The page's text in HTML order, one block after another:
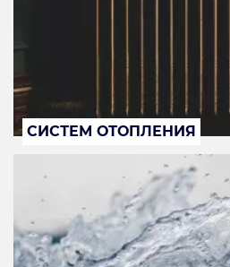
СИСТЕМ ОТОПЛЕНИЯ